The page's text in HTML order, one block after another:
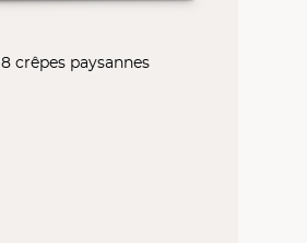
8 crêpes paysannes